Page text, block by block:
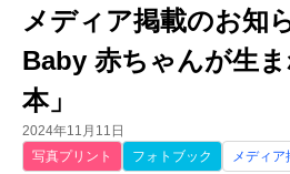
メディア掲載のお知
Baby 赤ちゃんが生
本」
2024年11月11日
写真プリント
フォトブック メディア